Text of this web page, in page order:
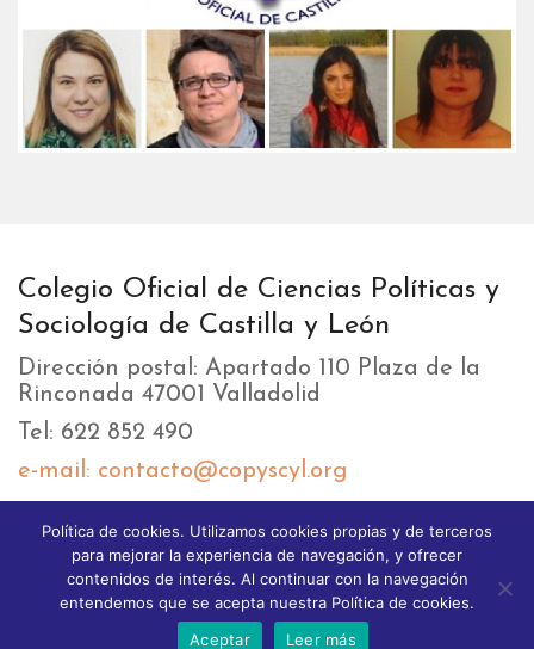
Colegio Oficial de Ciencias Políticas y
Sociología de Castilla y León
Dirección postal: Apartado 110 Plaza de la
Rinconada 47001 Valladolid
Tel: 622 852 490
e-mail: contacto@copyscyl.org
LIKEBOX
Política de cookies. Utilizamos cookies propias y de terceros
para mejorar la experiencia de navegación, y ofrecer
contenidos de interés. Al continuar con la navegación
entendemos que se acepta nuestra Política de cookies.
Aceptar
Leer más